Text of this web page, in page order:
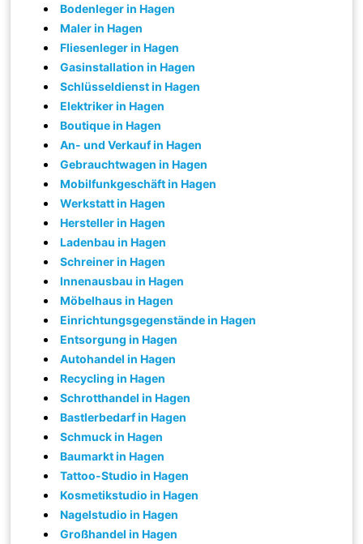
Bodenleger in Hagen
Maler in Hagen
Fliesenleger in Hagen
Gasinstallation in Hagen
Schlüsseldienst in Hagen
Elektriker in Hagen
Boutique in Hagen
An- und Verkauf in Hagen
Gebrauchtwagen in Hagen
Mobilfunkgeschäft in Hagen
Werkstatt in Hagen
Hersteller in Hagen
Ladenbau in Hagen
Schreiner in Hagen
Innenausbau in Hagen
Möbelhaus in Hagen
Einrichtungsgegenstände in Hagen
Entsorgung in Hagen
Autohandel in Hagen
Recycling in Hagen
Schrotthandel in Hagen
Bastlerbedarf in Hagen
Schmuck in Hagen
Baumarkt in Hagen
Tattoo-Studio in Hagen
Kosmetikstudio in Hagen
Nagelstudio in Hagen
Großhandel in Hagen